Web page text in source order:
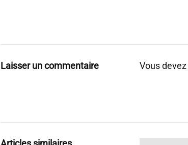
Laisser un commentaire Vous devez